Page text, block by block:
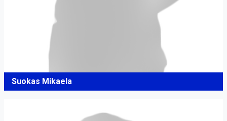
Suokas Mikaela